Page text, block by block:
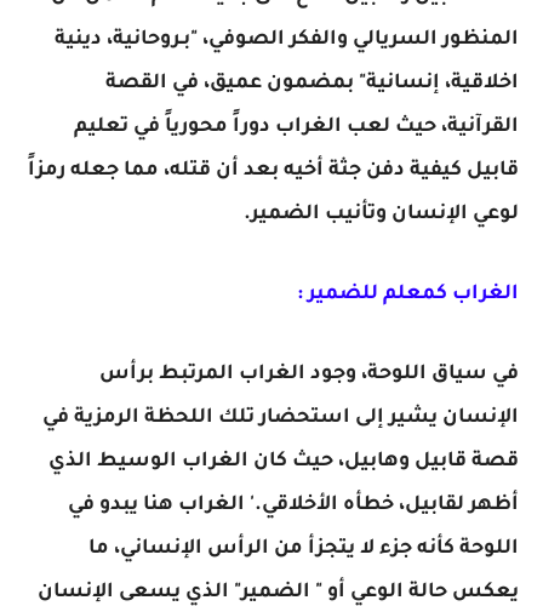
المنظور السريالي والفكر الصوفي، "بـروحانية، دينية
اخلاقية، إنسانية" بمضمون عميق، في القصة
القرآنية، حيث لعب الغراب دوراً محورياً في تعليم
قابيل كيفية دفن جثة أخيه بعد أن قتله، مما جعله رمزاً
لوعي الإنسان وتأنيب الضمير.
الغراب كمعلم للضمير :
في سياق اللوحة، وجود الغراب المرتبط برأس
الإنسان يشير إلى استحضار تلك اللحظة الرمزية في
قصة قابيل وهابيل، حيث كان الغراب الوسيط الذي
أظهر لقابيل، خطأه الأخلاقي.' الغراب هنا يبدو في
اللوحة كأنه جزء لا يتجزأ من الرأس الإنساني، ما
يعكس حالة الوعي أو " الضمير" الذي يسعى الإنسان